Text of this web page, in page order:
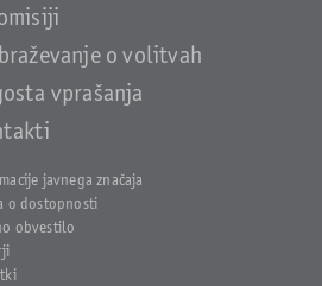
o volitvah
vprašanja
javnega značaja
o dostopnosti
obvestilo